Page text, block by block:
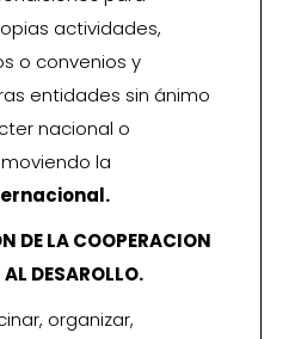
actividades,
o convenios y
entidades sin ánimo
nacional o
la
DE LA COOPERACION
DESAROLLO.
organizar,